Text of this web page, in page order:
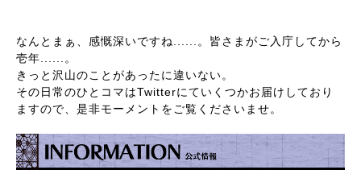
なんとまぁ、感慨深いですね......。皆さまがご入庁してから
壱年......。
きっと沢山のことがあったに違いない。
その日常のひとコマはTwitterにていくつかお届けしており
ますので、是非モーメントをご覧くださいませ。